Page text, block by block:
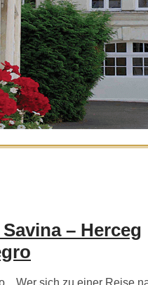
– Herceg
sich zu einer Reise